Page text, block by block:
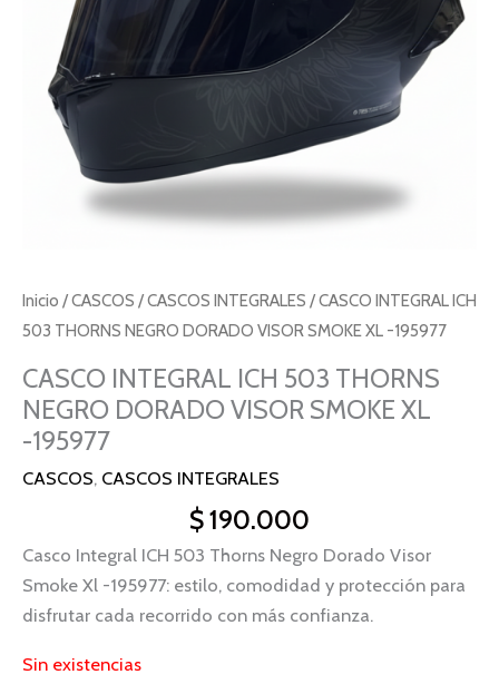
Inicio /CASCOS /CASCOS INTEGRALES / CASCO INTEGRAL ICH
503 THORNS NEGRO DORADO VISOR SMOKE XL -195977
CASCO INTEGRAL ICH 503 THORNS
NEGRO DORADO VISOR SMOKE XL
-195977
CASCOS, CASCOS INTEGRALES
$190.000
Casco Integral ICH 503 Thorns Negro Dorado Visor
Smoke Xl -195977: estilo, comodidad y protección para
disfrutar cada recorrido con más confianza.
Sin existencias